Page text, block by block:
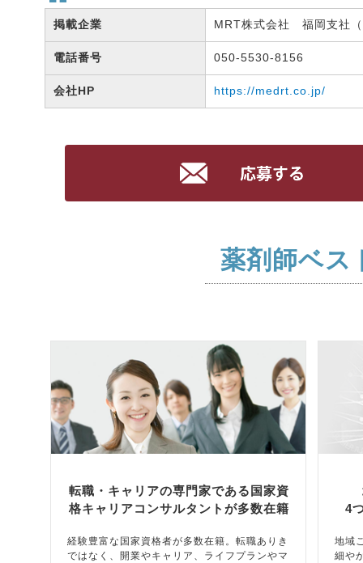
掲載企業 MRT株式会社 福岡支社
電話番号 050-5530-8156
会社HP https://medrt.co.jp/
薬剤師ベス
転職・キャリアの専門家である国家資
格キャリアコンサルタントが多数在籍
経験豊富な国家資格者が多数在籍。転職ありき
ではなく、開業やキャリア、ライフプランやマ
4
地域
細や